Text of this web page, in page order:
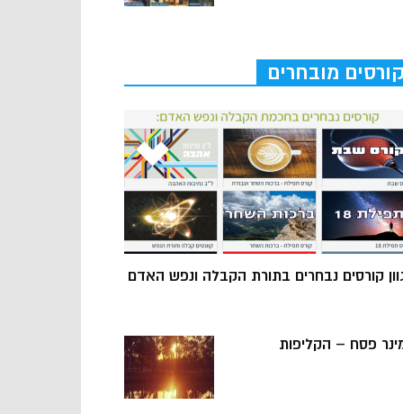
קורסים מובחרים
קורסים נבחרים בתורת הקבלה ונפש האדם
פסח – הקליפות